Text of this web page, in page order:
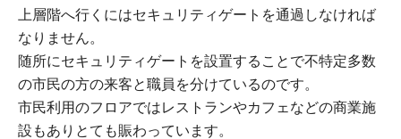
上層階へ行くにはセキュリティゲートを通過しなければ
なりません。
随所にセキュリティゲートを設置することで不特定多数
の市民の方の来客と職員を分けているのです。
市民利用のフロアではレストランやカフェなどの商業施
設もありとても賑わっています。